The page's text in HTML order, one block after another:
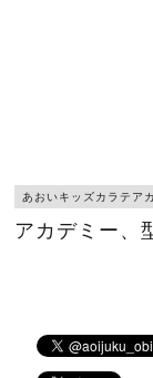
あおいキッズカラテア
アカデミー、